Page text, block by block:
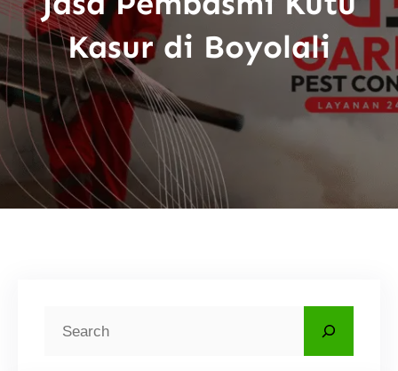
Kasur di Boyolali